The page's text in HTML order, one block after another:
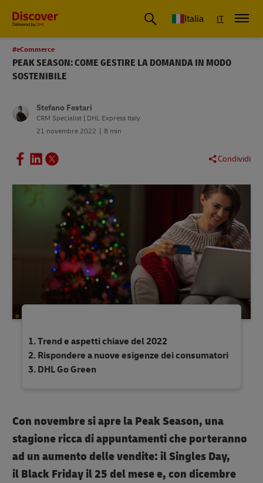
Italia IT
#eCommerce
PEAK SEASON: COME GESTIRE LA DOMANDA IN MODO
SOSTENIBILE
Stefano Festari
CRM Specialist | DHL Express Italy
21 novembre 2022
8 min
Condividi
Trend e aspetti chiave del 2022
Rispondere a nuove esigenze dei consumatori
DHL Go Green
Con novembresi apre la Peak Season, una
stagione ricca di appuntamenti che porteranno
ad un aumento delle vendite: ilSingles Day,
il Black Friday il 25 del mese e, con dicembre